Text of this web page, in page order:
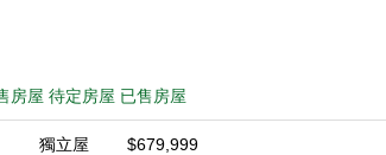
房屋 待定房屋 已售房屋
獨立屋
$679,999